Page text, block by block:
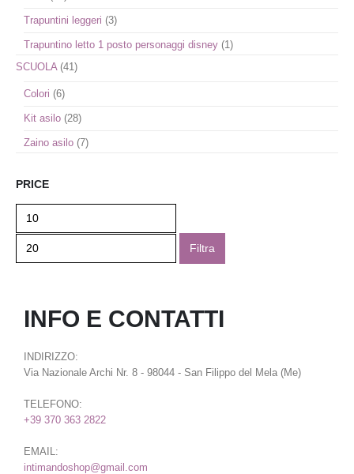
Trapuntini leggeri (3)
Trapuntino letto 1 posto personaggi disney (1)
SCUOLA (41)
Colori (6)
Kit asilo (28)
Zaino asilo (7)
PRICE
Filtra
INFO E CONTATTI
INDIRIZZO:
Via Nazionale Archi Nr. 8 - 98044 - San Filippo del Mela (Me)
TELEFONO:
+39 370 363 2822
EMAIL:
intimandoshop@gmail.com